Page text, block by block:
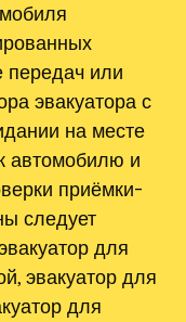
передач или
эвакуатора с
на месте
автомобилю и
приёмки-
следует
для
эвакуатор для
для